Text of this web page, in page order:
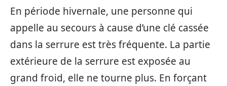
En période hivernale, une personne qui
appelle au secours à cause d’une clé cassée
dans la serrure est très fréquente. La partie
extérieure de la serrure est exposée au
grand froid, elle ne tourne plus. En forçant